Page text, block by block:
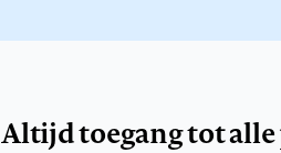
Altijd toegang tot